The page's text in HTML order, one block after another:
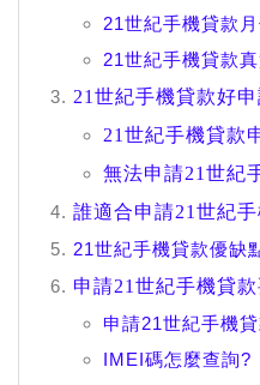
21世紀手機貸款
21世紀手機貸款
21世紀手機貸款好
21世紀手機貸款
無法申請21世紀
誰適合申請21世紀
21世紀手機貸款優缺
申請21世紀手機貸
申請21世紀手機
IMEI碼怎麼查詢?